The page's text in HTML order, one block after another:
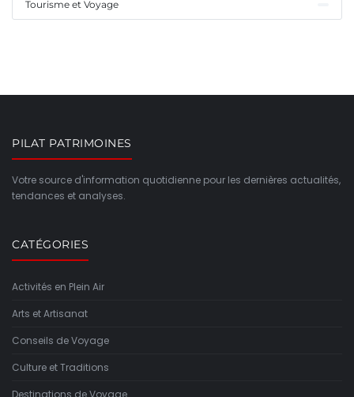
Tourisme et Voyage
PILAT PATRIMOINES
Votre source d'information quotidienne pour les dernières actualités,
tendances et analyses.
CATÉGORIES
Activités en Plein Air
Arts et Artisanat
Conseils de Voyage
Culture et Traditions